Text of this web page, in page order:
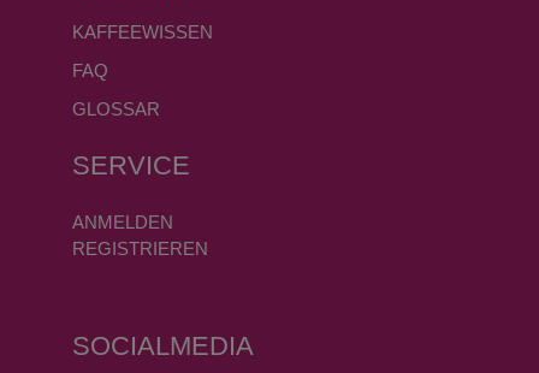
KAFFEEWISSEN
FAQ
GLOSSAR
SERVICE
ANMELDEN
REGISTRIEREN
SOCIALMEDIA